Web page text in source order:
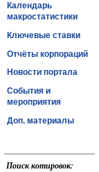
Календарь
макростатистики
Ключевые ставки
Отчёты корпораций
Новости портала
События и
мероприятия
Доп. материалы
Поиск котировок: